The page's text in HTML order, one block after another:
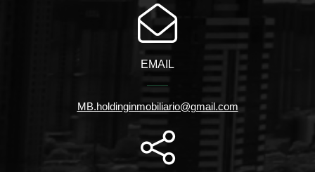
EMAIL
MB.holdinginmobiliario@gmail.com